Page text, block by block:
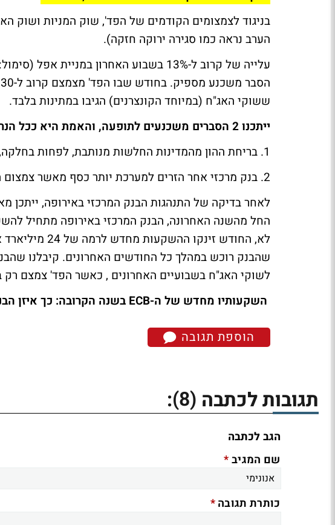
בניגוד לצמצומים הקודמים של הפד', שוק המניות ושוק
הערב נראה כמו סגירה ירוקה חזקה).
ששוקי האג"ח (במיוחד הקונצרנים) הגיבו במתינות בלבד.
ייתכנו 2 הסברים משכנעים לתופעה, והאמת היא ככל הנראה באמצע:
1. בריחת ההון מהמדינות החלשות מנותבת, לפחות בחלקה, לשווקים בארה"ב ובינהם שוק האג"ח.
2. בנק מרכזי אחר הזרים למערכת יותר כסף מאשר צמצום המאזן של הפד'.
לאחר בדיקה של התנהגות הבנק המרכזי באירופה, ייתכן
החל מהשנה האחרונה, הבנק המרכזי באירופה מתחיל
לשוקי האג"ח בשבועיים האחרונים , כאשר הפד' צמצם רק בכ-30
השקעותיו מחדש של ה-ECB בשנה הקרובה: כך איזן הבנק את צמצום מאזן הפד'?
הוספת תגובה
תגובות לכתבה (8)
:
הגב לכתבה
שם המגיב*
כותרת תגובה*